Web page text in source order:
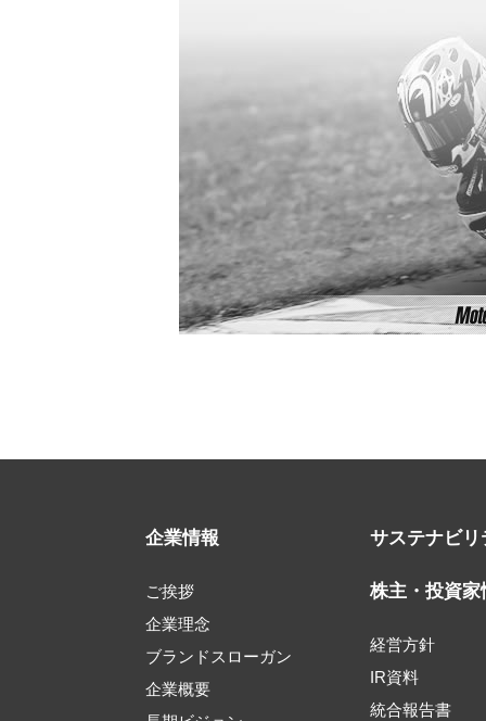
企業情報
ご挨拶
企業理念
ブランドスローガン
企業概要
サステナビリ
株主・投資家
経営方針
IR資料
統合報告書